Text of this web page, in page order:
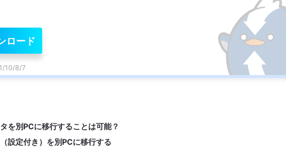
ロード
10/8/7
を別PCに移行することは可能？
設定付き）を別PCに移行する